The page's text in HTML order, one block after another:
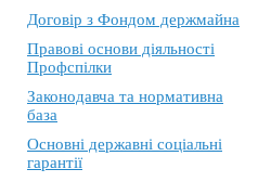
Договір з Фондом держмайна
Правові основи діяльності
Профспілки
Законодавча та нормативна
база
Основні державні соціальні
гарантії